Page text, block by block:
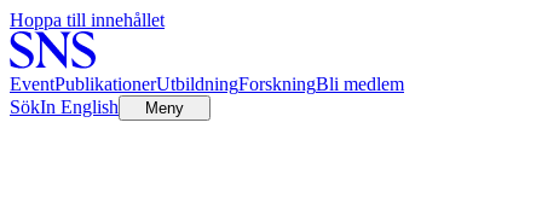
Hoppa till innehållet
EventPublikationerUtbildningForskningBli medlem
SökIn English Meny